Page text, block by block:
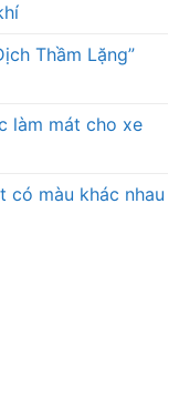
Thầm Lặng”
làm mát cho xe
có màu khác nhau